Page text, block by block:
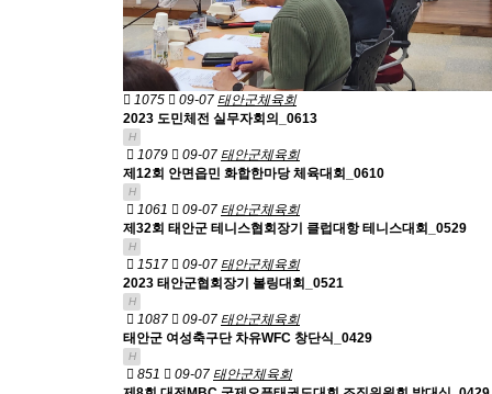
1075 09-07 태안군체육회
2023 도민체전 실무자회의_0613
H
1079 09-07 태안군체육회
제12회 안면읍민 화합한마당 체육대회_0610
H
1061 09-07 태안군체육회
제32회 태안군 테니스협회장기 클럽대항 테니스대회_0529
H
1517 09-07 태안군체육회
2023 태안군협회장기 볼링대회_0521
H
1087 09-07 태안군체육회
태안군 여성축구단 차유WFC 창단식_0429
H
851 09-07 태안군체육회